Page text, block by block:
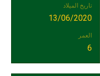
تاريخ الميلاد
13/06/2020
العمر
6